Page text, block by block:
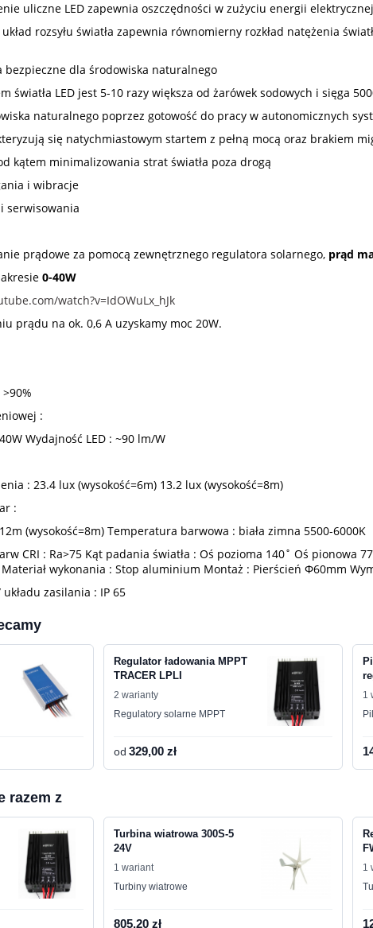
uliczne LED zapewnia oszczędności w zużyciu energii
układ rozsyłu światła zapewnia równomierny rozkład natężenia
bezpieczne dla środowiska naturalnego
światła LED jest 5-10 razy większa od żarówek sodowych i sięga
naturalnego poprzez gotowość do pracy w autonomicznych
się natychmiastowym startem z pełną mocą oraz brakiem
kątem minimalizowania strat światła poza drogą
i wibracje
serwisowania
prądowe za pomocą zewnętrznego regulatora solarnego, prąd
0-40W
watch?v=IdOWuLx_hJk
prądu na ok. 0,6 A uzyskamy moc 20W.
:
Wydajność LED : ~90 lm/W
: 23.4 lux (wysokość=6m) 13.2 lux (wysokość=8m)
:
(wysokość=8m) Temperatura barwowa : biała zimna 5500-6000K
CRI : Ra>75 Kąt padania światła : Oś pozioma 140˚ Oś pionowa
wykonania : Stop aluminium Montaż : Pierścień Φ60mm
zasilania : IP 65
Regulator ładowania MPPT
TRACER LPLI
2 warianty
Regulatory solarne MPPT
od 329,00 zł
1
razem z
Turbina wiatrowa 300S-5
24V
1 wariant
Turbiny wiatrowe
805,20 zł
1